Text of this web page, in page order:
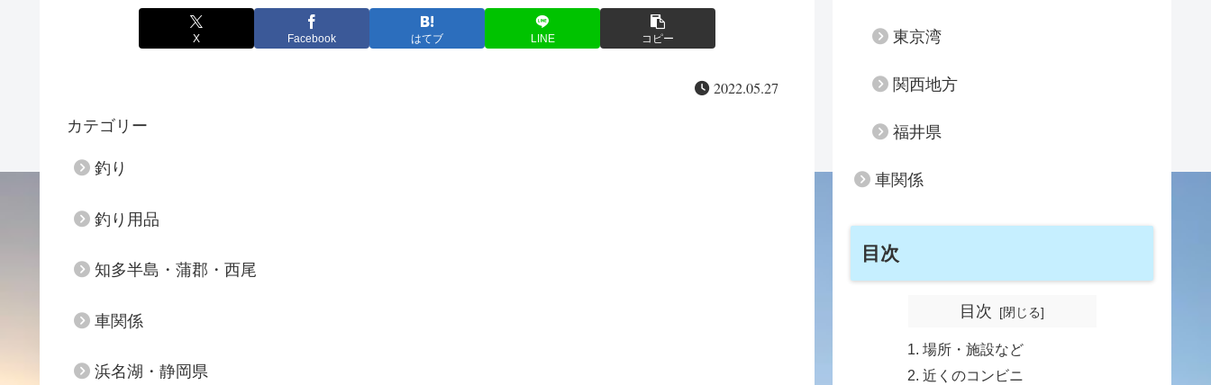
X Facebook はてブ LINE コピー
2022.05.27
カテゴリー
釣り
釣り用品
知多半島・蒲郡・西尾
車関係
浜名湖・静岡県
東京湾
関西地方
福井県
車関係
目次
目次
場所・施設など
近くのコンビニ